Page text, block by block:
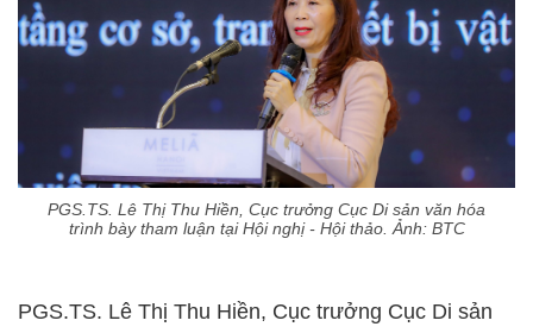
PGS.TS. Lê Thị Thu Hiền, Cục trưởng Cục Di sản văn hóa
trình bày tham luận tại Hội nghị - Hội thảo. Ảnh: BTC
PGS.TS. Lê Thị Thu Hiền, Cục trưởng Cục Di sản